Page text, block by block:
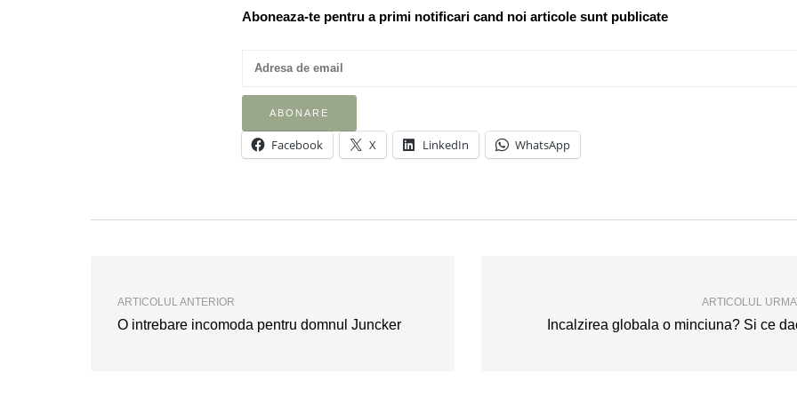
Aboneaza-te pentru a primi notificari cand noi articole sunt publicate
Facebook X LinkedIn WhatsApp
ARTICOLUL ANTERIOR
O intrebare incomoda pentru domnul Juncker
ARTICOLUL
Incalzirea globala o minciuna? Si ce